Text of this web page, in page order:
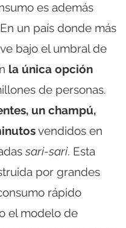
es además
un país donde más
bajo el umbral de
la única opción
de personas.
un champú,
vendidos en
sari-sari. Esta
por grandes
rápido
el modelo de